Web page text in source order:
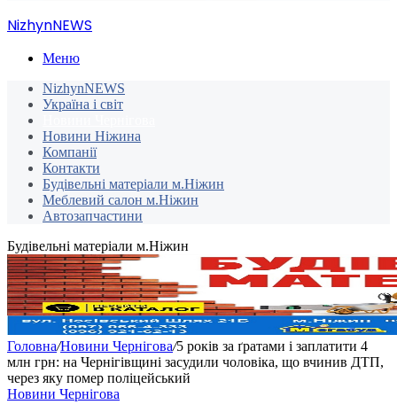
NizhynNEWS
Меню
NizhynNEWS
Україна і світ
Новини Ніжина
Компанії
Контакти
Будівельні матеріали м.Ніжин
Меблевий салон м.Ніжин
Автозапчастини
Будівельні матеріали м.Ніжин
Головна/Новини Чернігова/5 років за ґратами і заплатити 4
млн грн: на Чернігівщині засудили чоловіка, що вчинив ДТП,
через яку помер поліцейський
Новини Чернігова